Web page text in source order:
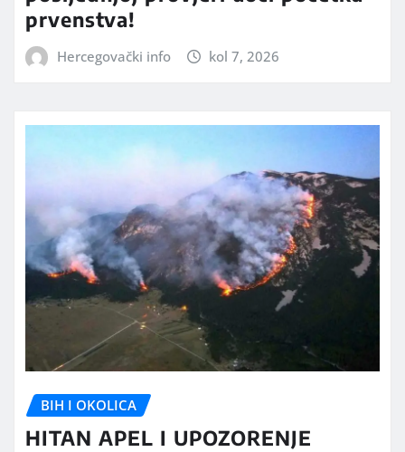
prvenstva!
Hercegovački info kol 7, 2026
BIH I OKOLICA
HITAN APEL I UPOZORENJE